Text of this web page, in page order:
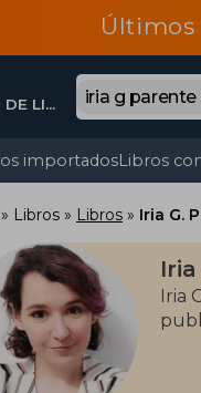
Últimos
CERCADO DE LIMA, Lima
importadosLibros
Libros Libros Iria G.
Iria